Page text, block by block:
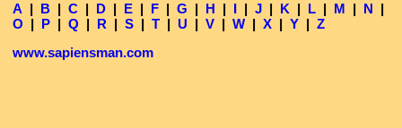
A | B | C | D | E | F | G | H | I | J | K | L | M | N |
O | P | Q | R | S | T | U | V | W | X | Y | Z
www.sapiensman.com